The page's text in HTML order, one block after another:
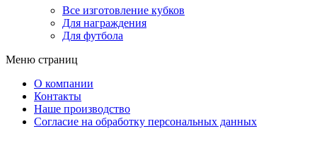
Все изготовление кубков
Для награждения
Для футбола
Меню страниц
О компании
Контакты
Наше производство
Согласие на обработку персональных данных